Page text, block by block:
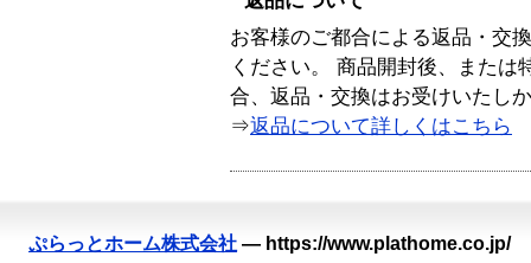
お客様のご都合による返品・交
ください。 商品開封後、または
合、返品・交換はお受けいたし
⇒返品について詳しくはこちら
ぷらっとホーム株式会社 — https://www.plathome.co.jp/